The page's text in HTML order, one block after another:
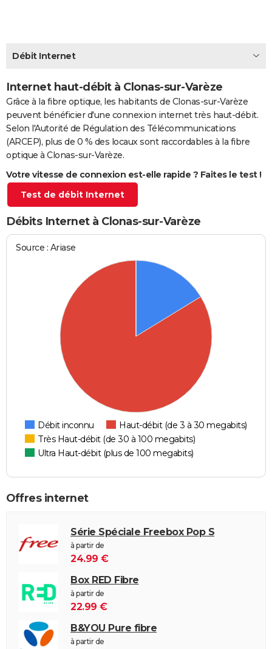
CARTE DE VOEUX
Carte de Noël
Carte Bonne année
Carte Saint-Valentin
Carte Pâques
Carte d'anniversaire
DICTIONNAIRE
PROGRAMME TV
COPAINS D'AVANT
S'inscrire
Se connecter
Lycées
Collèges
Primaires
Universités
Entreprises
Service militaire
Avis de recherche
Bricolage
Lifestyle
Culture
Sport
Auto
Television
Voyage
Cinema
Débit Internet
Internet haut-débit à Clonas-sur-Varèze
Grâce à la fibre optique, les habitants de Clonas-sur-Varèze
peuvent bénéficier d'une connexion internet très haut-débit.
Selon l'Autorité de Régulation des Télécommunications
(ARCEP), plus de 0 % des locaux sont raccordables à la fibre
optique à Clonas-sur-Varèze.
Votre vitesse de connexion est-elle rapide ? Faites le test !
Test de débit Internet
Débits Internet à Clonas-sur-Varèze
Source : Ariase
Débit inconnu
Haut-débit (de 3 à 30 megabits)
Très Haut-débit (de 30 à 100 megabits)
Ultra Haut-débit (plus de 100 megabits)
Offres internet
Série Spéciale Freebox Pop S
à partir de
24.99 €
Box RED Fibre
à partir de
22.99 €
B&YOU Pure fibre
à partir de